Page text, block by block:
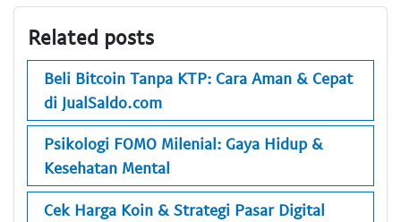
Related posts
Beli Bitcoin Tanpa KTP: Cara Aman & Cepat
di JualSaldo.com
Psikologi FOMO Milenial: Gaya Hidup &
Kesehatan Mental
Cek Harga Koin & Strategi Pasar Digital